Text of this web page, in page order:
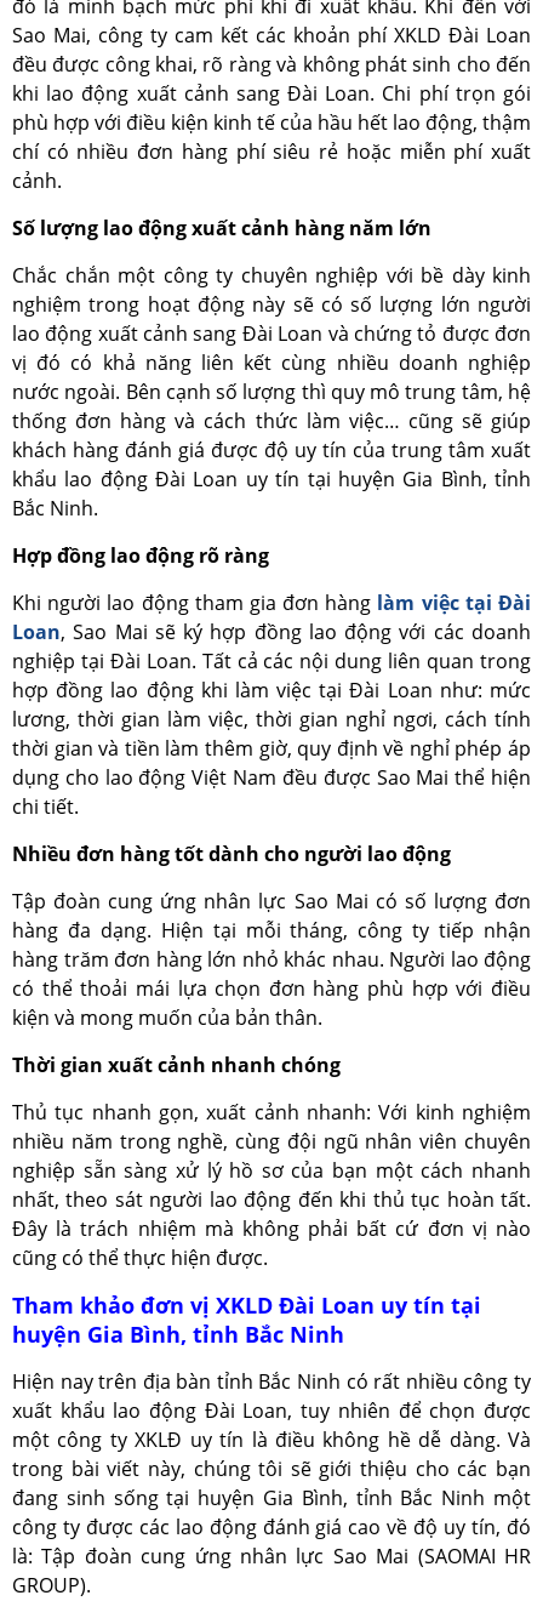
đó là minh bạch mức phí khi đi xuất khẩu. Khi đến với
Sao Mai, công ty cam kết các khoản phí XKLD Đài Loan
đều được công khai, rõ ràng và không phát sinh cho đến
khi lao động xuất cảnh sang Đài Loan. Chi phí trọn gói
phù hợp với điều kiện kinh tế của hầu hết lao động, thậm
chí có nhiều đơn hàng phí siêu rẻ hoặc miễn phí xuất
cảnh.
Số lượng lao động xuất cảnh hàng năm lớn
Chắc chắn một công ty chuyên nghiệp với bề dày kinh
nghiệm trong hoạt động này sẽ có số lượng lớn người
lao động xuất cảnh sang Đài Loan và chứng tỏ được đơn
vị đó có khả năng liên kết cùng nhiều doanh nghiệp
nước ngoài. Bên cạnh số lượng thì quy mô trung tâm, hệ
thống đơn hàng và cách thức làm việc… cũng sẽ giúp
khách hàng đánh giá được độ uy tín của trung tâm xuất
khẩu lao động Đài Loan uy tín tại huyện Gia Bình, tỉnh
Bắc Ninh.
Hợp đồng lao động rõ ràng
Khi người lao động tham gia đơn hàng làm việc tại Đài
Loan, Sao Mai sẽ ký hợp đồng lao động với các doanh
nghiệp tại Đài Loan. Tất cả các nội dung liên quan trong
hợp đồng lao động khi làm việc tại Đài Loan như: mức
lương, thời gian làm việc, thời gian nghỉ ngơi, cách tính
thời gian và tiền làm thêm giờ, quy định về nghỉ phép áp
dụng cho lao động Việt Nam đều được Sao Mai thể hiện
chi tiết.
Nhiều đơn hàng tốt dành cho người lao động
Tập đoàn cung ứng nhân lực Sao Mai có số lượng đơn
hàng đa dạng. Hiện tại mỗi tháng, công ty tiếp nhận
hàng trăm đơn hàng lớn nhỏ khác nhau. Người lao động
có thể thoải mái lựa chọn đơn hàng phù hợp với điều
kiện và mong muốn của bản thân.
Thời gian xuất cảnh nhanh chóng
Thủ tục nhanh gọn, xuất cảnh nhanh: Với kinh nghiệm
nhiều năm trong nghề, cùng đội ngũ nhân viên chuyên
nghiệp sẵn sàng xử lý hồ sơ của bạn một cách nhanh
nhất, theo sát người lao động đến khi thủ tục hoàn tất.
Đây là trách nhiệm mà không phải bất cứ đơn vị nào
cũng có thể thực hiện được.
Tham khảo đơn vị XKLD Đài Loan uy tín tại
huyện Gia Bình, tỉnh Bắc Ninh
Hiện nay trên địa bàn tỉnh Bắc Ninh có rất nhiều công ty
xuất khẩu lao động Đài Loan, tuy nhiên để chọn được
một công ty XKLĐ uy tín là điều không hề dễ dàng. Và
trong bài viết này, chúng tôi sẽ giới thiệu cho các bạn
đang sinh sống tại huyện Gia Bình, tỉnh Bắc Ninh một
công ty được các lao động đánh giá cao về độ uy tín, đó
là: Tập đoàn cung ứng nhân lực Sao Mai (SAOMAI HR
GROUP).